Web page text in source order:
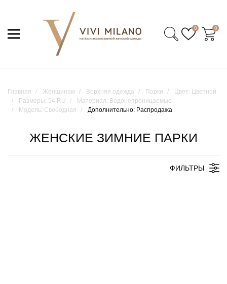
0 0
Главная Женщинам Верхняя одежда Парки
Цвет: Цветной
Размеры: 54 RU
Материал: Водонепроницаемые
Модель: Свободная
Дополнительно: Распродажа
ЖЕНСКИЕ ЗИМНИЕ ПАРКИ
ФИЛЬТРЫ